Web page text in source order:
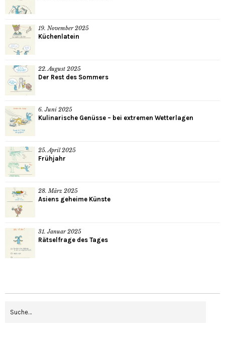
19. November 2025
Küchenlatein
22. August 2025
Der Rest des Sommers
6. Juni 2025
Kulinarische Genüsse – bei extremen Wetterlagen
25. April 2025
Frühjahr
28. März 2025
Asiens geheime Künste
31. Januar 2025
Rätselfrage des Tages